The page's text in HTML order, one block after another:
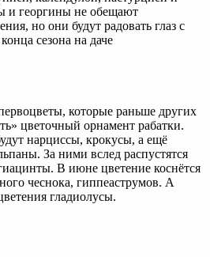
и георгины не обещают
но они будут радовать глаз с
сезона на даче
которые раньше других
цветочный орнамент рабатки.
нарциссы, крокусы, а ещё
За ними вслед распустятся
В июне цветение коснётся
чеснока, гиппеаструмов. А
гладиолусы.